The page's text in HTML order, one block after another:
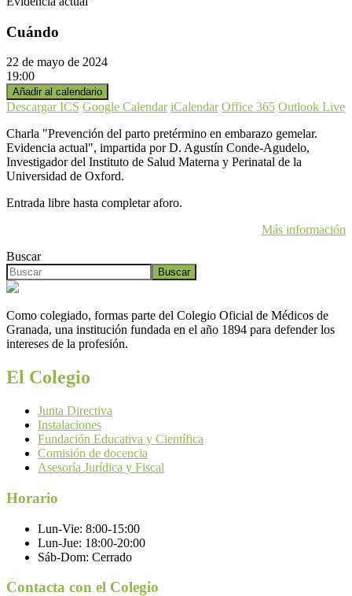
Cuándo
22 de mayo de 2024
19:00
Añadir al calendario
Descargar ICS Google Calendar iCalendar Office 365 Outlook Live
Charla "Prevención del parto pretérmino en embarazo gemelar.
Evidencia actual", impartida por D. Agustín Conde-Agudelo,
Investigador del Instituto de Salud Materna y Perinatal de la
Universidad de Oxford.
Entrada libre hasta completar aforo.
Más información
Buscar
Buscar
Como colegiado, formas parte del Colegio Oficial de Médicos de
Granada, una institución fundada en el año 1894 para defender los
intereses de la profesión.
El Colegio
Junta Directiva
Instalaciones
Fundación Educativa y Científica
Comisión de docencia
Asesoría Jurídica y Fiscal
Horario
Lun-Vie: 8:00-15:00
Lun-Jue: 18:00-20:00
Sáb-Dom: Cerrado
Contacta con el Colegio